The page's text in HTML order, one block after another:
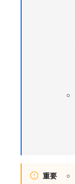
重要